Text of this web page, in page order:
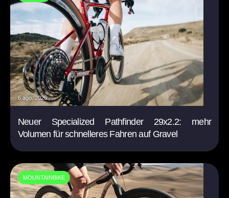
6 ago. 2026
Neuer Specialized Pathfinder 29x2.2: mehr
Volumen für schnelleres Fahren auf Gravel
MOUNTAINBIKE